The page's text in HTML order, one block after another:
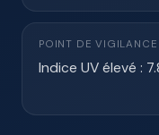
POINT DE VIGILANCE
Indice UV élevé :